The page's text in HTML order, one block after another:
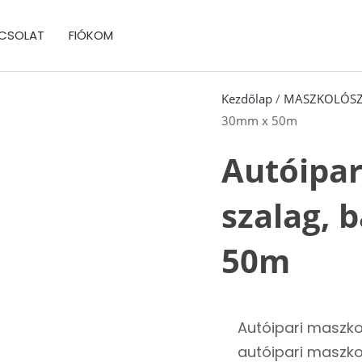
FIÓKOM
Kezdőlap /
30mm x 50m
szalag,
50m
Autóipari
autóipari